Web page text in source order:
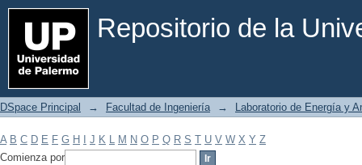
Repositorio de la
Filtrar por: Materia
DSpace Principal → Facultad de Ingeniería → Laboratorio de Energía y
A B C D E F G H J K L M N O P Q R S T U V W X Y Z
Comienza por